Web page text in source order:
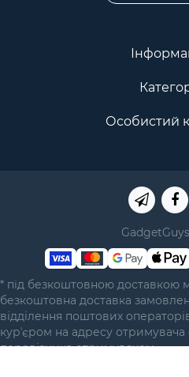
Особистий
* під безкоштовною доставкою
безкоштовна доставка
відділення поштових
курʼєром на адресу
перевізника отримувачем.